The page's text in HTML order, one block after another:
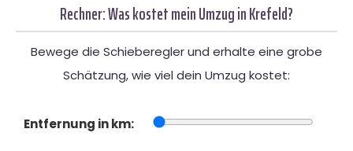
Rechner: Was kostet mein Umzug in Krefeld?
Bewege die Schieberegler und erhalte eine grobe
Schätzung, wie viel dein Umzug kostet:
Entfernung in km: